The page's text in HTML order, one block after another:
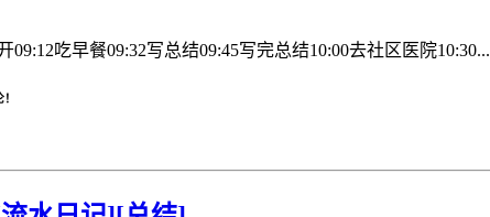
09:12吃早餐09:32写总结09:45写完总结10:00去社区医院10:30...